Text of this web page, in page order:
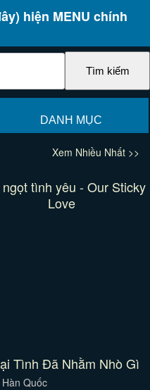
hiện MENU chính
DANH MỤC
Xem Nhiều Nhất >>
ngọt tình yêu - Our Sticky
Love
Tình Đã Nhằm Nhò Gì
Quốc